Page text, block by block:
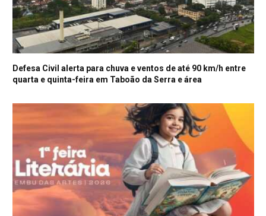
Defesa Civil alerta para chuva e ventos de até 90 km/h entre
quarta e quinta-feira em Taboão da Serra e área